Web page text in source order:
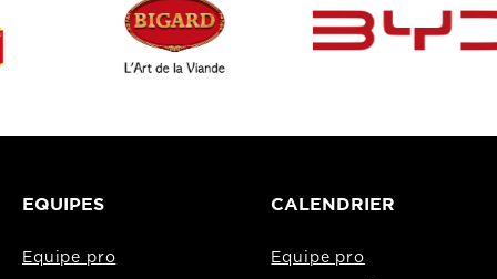
EQUIPES
Equipe pro
CALENDRIER
Equipe pro